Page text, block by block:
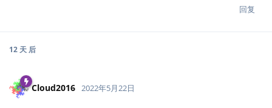
回复
12 天 后
Cloud2016 2022年5月22日